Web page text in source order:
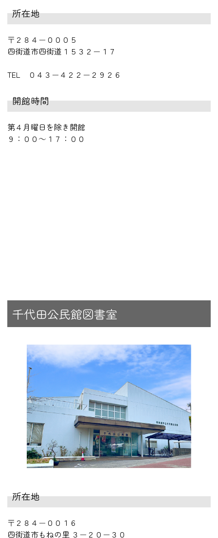
所在地
〒２８４－０００５
四街道市四街道１５３２－１７
TEL ０４３－４２２－２９２６
開館時間
第４月曜日を除き開館
９：００～１７：００
千代田公民館図書室
所在地
〒２８４－００１６
四街道市もねの里 ３－２０－３０